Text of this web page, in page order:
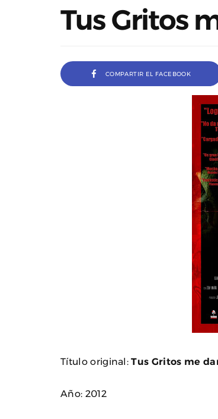
Tus Gritos
COMPARTIR EL FACEBOOK
Título original:Tus Gritos me
Año: 2012
Entrevista a
del